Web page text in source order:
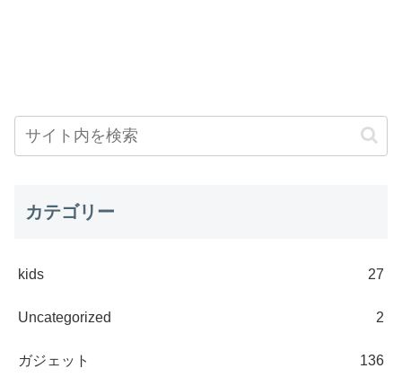
カテゴリー
kids 27
Uncategorized 2
ガジェット 136